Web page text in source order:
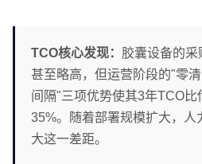
TCO核心发现： 胶囊设备的采
甚至略高，但运营阶段的"零
间隔"三项优势使其3年TCO比
35%。随着部署规模扩大，人
大这一差距。